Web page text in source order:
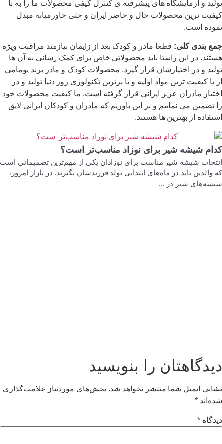
تولید و آزمایشگاه های پیشرفته ی کنترل کیفی محصولات ما را به با
کیفیت ترین محصولات حال و حاضر ایران و حتی خاورمیانه مبدل
نموده است.
جمع بندی کلی: قطعا مادر و کودک بعد از زایمان نیازمند مراقبت ویژه
هستند. در این راستا باید محصولاتی خاص برای کمک رسانی به آن ها
تولید و در اختیارشان قرار گیرد. محصولات کودک و مادر برند یومامی
از با کیفیت ترین مواد اولیه و با برترین تکنولوژی روز دنیا تولید و در
اختیار مادران عزیز ایرانی قرار گرفته است. ما کیفیت محصولات خود
را تضمین می نماییم و بر این باوریم که مادران و کودکان ایرانی لایق
استفاده از بهترین ها هستند.
کدام شیشه شیر برای نوزاد مناسب‌تر است؟
انتخاب شیشه شیر مناسب برای نوزادان یکی از مهم‌ترین تصمیماتی است
که والدین باید در ماه‌های ابتدایی تولد فرزندشان بگیرند. در بازار امروز،
شیشه‌های شیر در ...
دیدگاهتان را بنویسید
نشانی ایمیل شما منتشر نخواهد شد. بخش‌های موردنیاز علامت‌گذاری
شده‌اند *
دیدگاه *